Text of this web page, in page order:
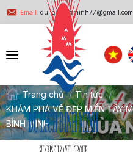
Email: dulichbinhminh77@gmail.com
Trang chủ / Tin tức /
KHÁM PHÁ VẺ ĐẸP MIỀN TÂY
BÌNH MINH